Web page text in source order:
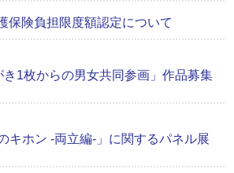
保険負担限度額認定について
1枚からの男女共同参画」作品募集
キホン -両立編-」に関するパネル展